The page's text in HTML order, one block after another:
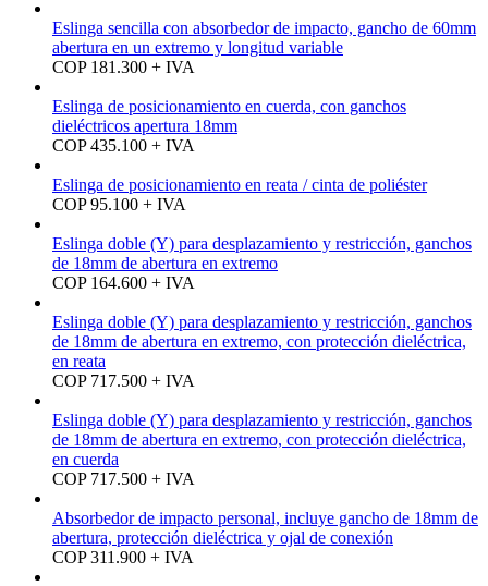
Eslinga sencilla con absorbedor de impacto, gancho de 60mm
abertura en un extremo y longitud variable
COP 181.300 + IVA
Eslinga de posicionamiento en cuerda, con ganchos
dieléctricos apertura 18mm
COP 435.100 + IVA
Eslinga de posicionamiento en reata / cinta de poliéster
COP 95.100 + IVA
Eslinga doble (Y) para desplazamiento y restricción, ganchos
de 18mm de abertura en extremo
COP 164.600 + IVA
Eslinga doble (Y) para desplazamiento y restricción, ganchos
de 18mm de abertura en extremo, con protección dieléctrica,
en reata
COP 717.500 + IVA
Eslinga doble (Y) para desplazamiento y restricción, ganchos
de 18mm de abertura en extremo, con protección dieléctrica,
en cuerda
COP 717.500 + IVA
Absorbedor de impacto personal, incluye gancho de 18mm de
abertura, protección dieléctrica y ojal de conexión
COP 311.900 + IVA